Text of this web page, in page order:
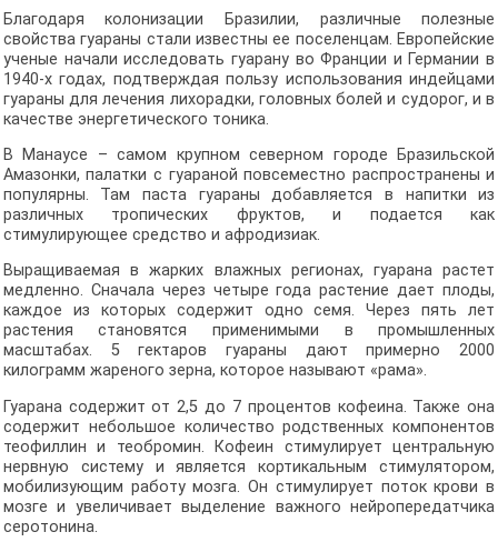
Благодаря колонизации Бразилии, различные полезные
свойства гуараны стали известны ее поселенцам. Европейские
ученые начали исследовать гуарану во Франции и Германии в
1940-х годах, подтверждая пользу использования индейцами
гуараны для лечения лихорадки, головных болей и судорог, и в
качестве энергетического тоника.
В Манаусе – самом крупном северном городе Бразильской
Амазонки, палатки с гуараной повсеместно распространены и
популярны. Там паста гуараны добавляется в напитки из
различных тропических фруктов, и подается как
стимулирующее средство и афродизиак.
Выращиваемая в жарких влажных регионах, гуарана растет
медленно. Сначала через четыре года растение дает плоды,
каждое из которых содержит одно семя. Через пять лет
растения становятся применимыми в промышленных
масштабах. 5 гектаров гуараны дают примерно 2000
килограмм жареного зерна, которое называют «рама».
Гуарана содержит от 2,5 до 7 процентов кофеина. Также она
содержит небольшое количество родственных компонентов
теофиллин и теобромин. Кофеин стимулирует центральную
нервную систему и является кортикальным стимулятором,
мобилизующим работу мозга. Он стимулирует поток крови в
мозге и увеличивает выделение важного нейропередатчика
серотонина.